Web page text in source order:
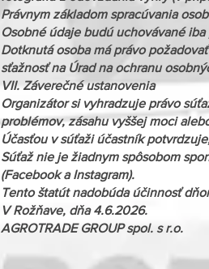
Právnym základom spracúvania
Osobné údaje budú uchovávané
Dotknutá osoba má právo
sťažnosť na Úrad na ochranu
VII. Záverečné ustanovenia
Organizátor si vyhradzuje právo
problémov, zásahu vyššej moci
Účasťou v súťaži účastník
Súťaž nie je žiadnym spôsobom
(Facebook a Instagram).
Tento štatút nadobúda účinnosť
V Rožňave, dňa 4.6.2026.
AGROTRADE GROUP spol. s r.o.